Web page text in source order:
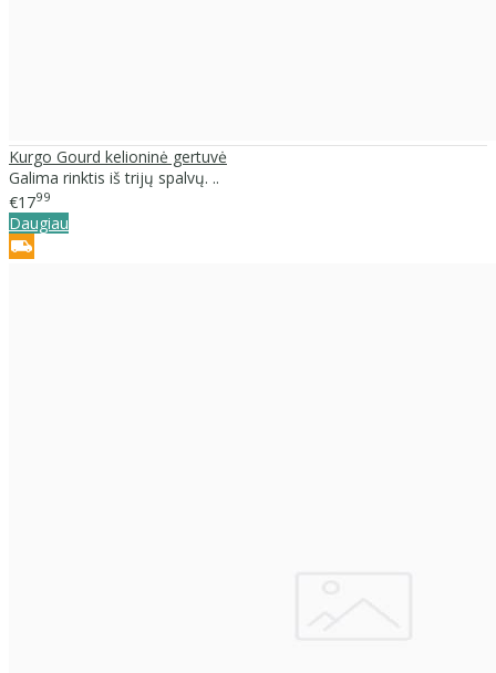
Kurgo Gourd kelioninė gertuvė
Galima rinktis iš trijų spalvų. ..
€1799
Daugiau